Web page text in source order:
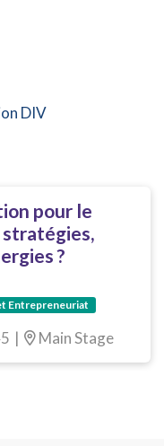
DIV
pour le
?
Entrepreneuriat
| Main Stage